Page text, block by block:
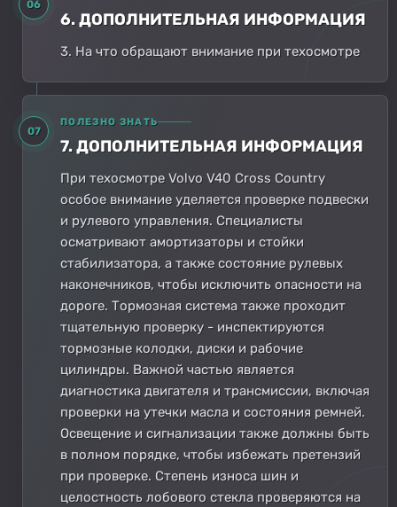
06
6. ДОПОЛНИТЕЛЬНАЯ ИНФОРМАЦИЯ
3. На что обращают внимание при техосмотре
07
ПОЛЕЗНО ЗНАТЬ
7. ДОПОЛНИТЕЛЬНАЯ ИНФОРМАЦИЯ
При техосмотре Volvo V40 Cross Country
особое внимание уделяется проверке подвески
и рулевого управления. Специалисты
осматривают амортизаторы и стойки
стабилизатора, а также состояние рулевых
наконечников, чтобы исключить опасности на
дороге. Тормозная система также проходит
тщательную проверку - инспектируются
тормозные колодки, диски и рабочие
цилиндры. Важной частью является
диагностика двигателя и трансмиссии, включая
проверки на утечки масла и состояния ремней.
Освещение и сигнализации также должны быть
в полном порядке, чтобы избежать претензий
при проверке. Степень износа шин и
целостность лобового стекла проверяются на